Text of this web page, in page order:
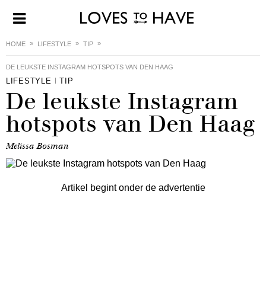
HOME LIFESTYLE TIP
DE LEUKSTE INSTAGRAM HOTSPOTS VAN DEN HAAG
LIFESTYLE TIP
De leukste Instagram
hotspots van Den Haag
Melissa Bosman
Artikel begint onder de advertentie